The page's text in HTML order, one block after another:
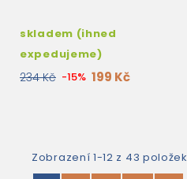
skladem (ihned
expedujeme)
234 Kč -15% 199 Kč
Zobrazení 1-12 z 43 položek